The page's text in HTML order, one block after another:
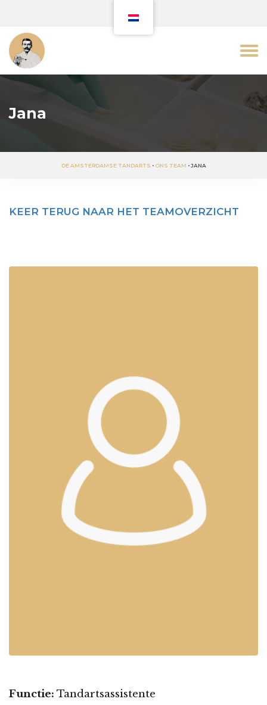
Jana
DE AMSTERDAMSE TANDARTS • ONS TEAM •JANA
KEER TERUG NAAR HET TEAMOVERZICHT
Functie: Tandartsassistente